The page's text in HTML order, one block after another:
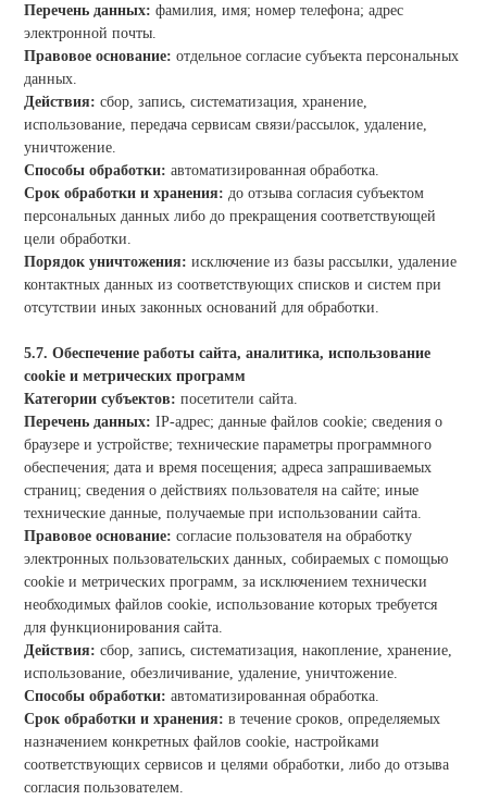
Перечень данных: фамилия, имя; номер телефона; адрес
электронной почты.
Правовое основание: отдельное согласие субъекта персональных
данных.
Действия: сбор, запись, систематизация, хранение,
использование, передача сервисам связи/рассылок, удаление,
уничтожение.
Способы обработки: автоматизированная обработка.
Срок обработки и хранения: до отзыва согласия субъектом
персональных данных либо до прекращения соответствующей
цели обработки.
Порядок уничтожения: исключение из базы рассылки, удаление
контактных данных из соответствующих списков и систем при
отсутствии иных законных оснований для обработки.
5.7. Обеспечение работы сайта, аналитика, использование
cookie и метрических программ
Категории субъектов: посетители сайта.
Перечень данных: IP-адрес; данные файлов cookie; сведения о
браузере и устройстве; технические параметры программного
обеспечения; дата и время посещения; адреса запрашиваемых
страниц; сведения о действиях пользователя на сайте; иные
технические данные, получаемые при использовании сайта.
Правовое основание: согласие пользователя на обработку
электронных пользовательских данных, собираемых с помощью
cookie и метрических программ, за исключением технически
необходимых файлов cookie, использование которых требуется
для функционирования сайта.
Действия: сбор, запись, систематизация, накопление, хранение,
использование, обезличивание, удаление, уничтожение.
Способы обработки: автоматизированная обработка.
Срок обработки и хранения: в течение сроков, определяемых
назначением конкретных файлов cookie, настройками
соответствующих сервисов и целями обработки, либо до отзыва
согласия пользователем.